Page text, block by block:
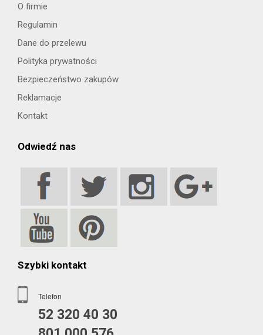
O firmie
Regulamin
Dane do przelewu
Polityka prywatności
Bezpieczeństwo zakupów
Reklamacje
Kontakt
Odwiedź nas
Szybki kontakt
Telefon
52 320 40 30